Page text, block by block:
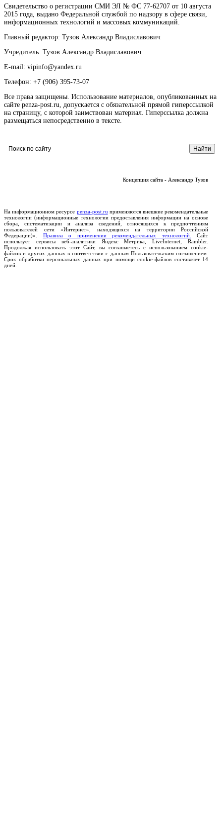
Свидетельство о регистрации СМИ ЭЛ № ФС 77-62707 от 10 августа
2015 года, выдано Федеральной службой по надзору в сфере связи,
информационных технологий и массовых коммуникаций.
Главный редактор: Тузов Александр Владиславович
Учредитель: Тузов Александр Владиславович
E-mail: vipinfo@yandex.ru
Телефон: +7 (906) 395-73-07
Все права защищены. Использование материалов, опубликованных на
сайте penza-post.ru, допускается с обязательной прямой гиперссылкой
на страницу, с которой заимствован материал. Гиперссылка должна
размещаться непосредственно в тексте.
Концепция сайта - Александр Тузов
На информационном ресурсе penza-post.ru применяются внешние рекомендательные
технологии (информационные технологии предоставления информации на основе
сбора, систематизации и анализа сведений, относящихся к предпочтениям
пользователей сети «Интернет», находящихся на территории Российской
Федерации)». Правила о применении рекомендательных технологий.
Сайт
использует сервисы веб-аналитики Яндекс Метрика, LiveInternet, Rambler.
Продолжая использовать этот Сайт, вы соглашаетесь с использованием cookie-
файлов и других данных в соответствии с данным Пользовательским соглашением.
Срок обработки персональных данных при помощи cookie-файлов составляет 14
дней.